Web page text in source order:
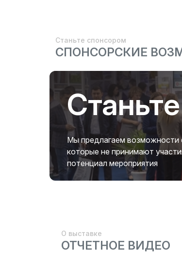
Станьте спонсором
СПОНСОРСКИЕ
Мы предлагаем возможности
которые не принимают
потенциал мероприятия
О выставке
ОТЧЕТНОЕ ВИДЕО